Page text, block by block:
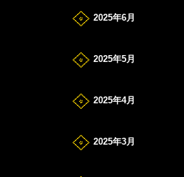
2025年6月
2025年5月
2025年4月
2025年3月